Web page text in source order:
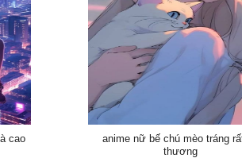
cao
anime nữ bế chú mèo tráng
thương